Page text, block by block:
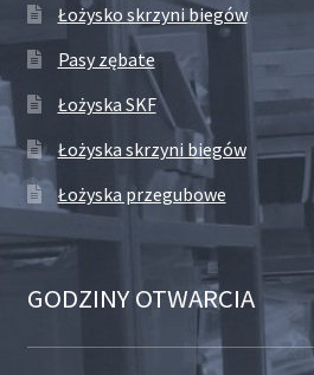
Łożysko skrzyni biegów
Pasy zębate
Łożyska SKF
Łożyska skrzyni biegów
Łożyska przegubowe
GODZINY OTWARCIA